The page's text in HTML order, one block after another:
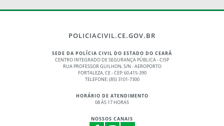
POLICIACIVIL.CE.GOV.BR
SEDE DA POLÍCIA CIVIL DO ESTADO DO CEARÁ
CENTRO INTEGRADO DE SEGURANÇA PÚBLICA - CISP
RUA PROFESSOR GUILHON, S/N - AEROPORTO
FORTALEZA, CE - CEP: 60.415-390
TELEFONE: (85) 3101-7300
HORÁRIO DE ATENDIMENTO
08 ÀS 17 HORAS
NOSSOS CANAIS